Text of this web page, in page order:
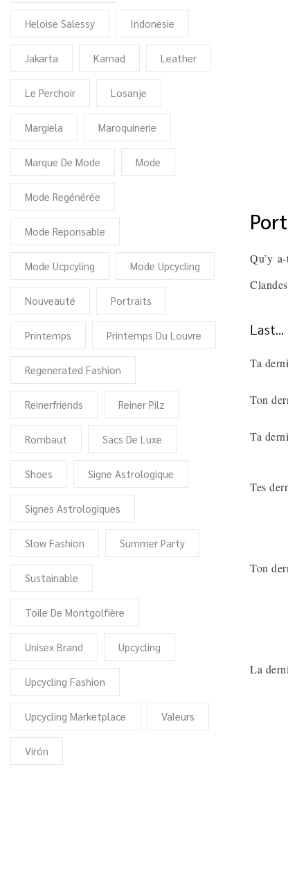
Heloise Salessy Indonesie
Jakarta Kamad Leather
Le Perchoir Losanje
Margiela Maroquinerie
Marque De Mode Mode
Mode Regénérée
Mode Reponsable
Mode Ucpcyling Mode Upcycling
Nouveauté Portraits
Printemps Printemps Du Louvre
Regenerated Fashion
Reinerfriends Reiner Pilz
Rombaut Sacs De Luxe
Shoes Signe Astrologique
Signes Astrologiques
Slow Fashion Summer Party
Sustainable
Toile De Montgolfière
Unisex Brand Upcycling
Upcycling Fashion
Upcycling Marketplace Valeurs
Virón
Qu’y
Last...
Ta
Ton
Ta
Tes
Ton
La